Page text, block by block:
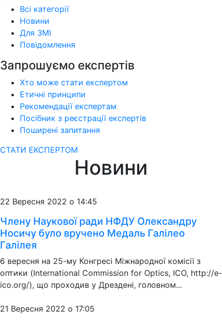
Всі категорії
Новини
Для ЗМІ
Повідомлення
Запрошуємо експертів
Хто може стати експертом
Етичні принципи
Рекомендації експертам
Посібник з реєстрації експертів
Поширені запитання
СТАТИ ЕКСПЕРТОМ
Новини
22 Вересня 2022 о 14:45
Члену Наукової ради НФДУ Олександру
Носичу було вручено Медаль Галілео
Галілея
6 вересня на 25-му Конгресі Міжнародної комісії з
оптики (International Commission for Optics, ICO, http://e-
ico.org/), що проходив у Дрездені, головном...
21 Вересня 2022 о 17:05